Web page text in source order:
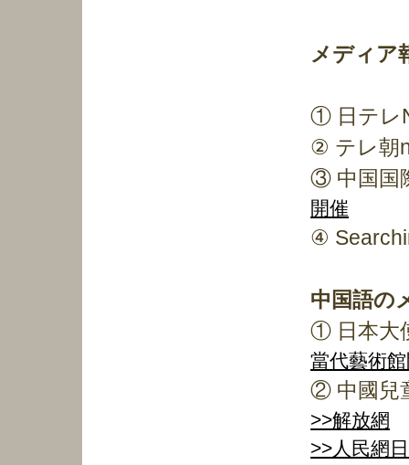
メディア
① 日テ
② テレ
③ 中国国
開催
④
中国語の
① 日本
當代藝術
② 中國兒
>>解放網
>>人民網